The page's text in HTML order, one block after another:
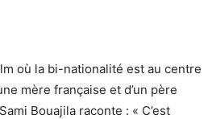
où la bi-nationalité est au centre
mère française et d’un père
Bouajila raconte : « C’est